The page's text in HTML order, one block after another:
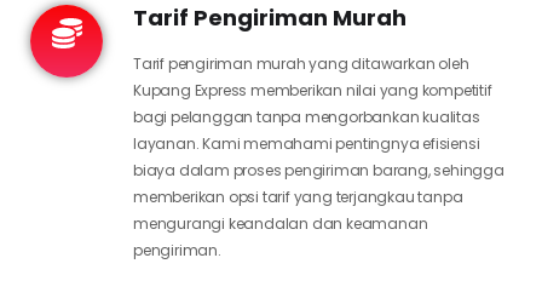
Tarif Pengiriman Murah
Tarif pengiriman murah yang ditawarkan oleh
Kupang Express memberikan nilai yang kompetitif
bagi pelanggan tanpa mengorbankan kualitas
layanan. Kami memahami pentingnya efisiensi
biaya dalam proses pengiriman barang, sehingga
memberikan opsi tarif yang terjangkau tanpa
mengurangi keandalan dan keamanan
pengiriman.